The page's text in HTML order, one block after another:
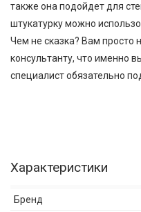
также она подойдет для
штукатурку можно
Чем не сказка? Вам просто
консультанту, что именно
специалист обязательно
Характеристики
Бренд